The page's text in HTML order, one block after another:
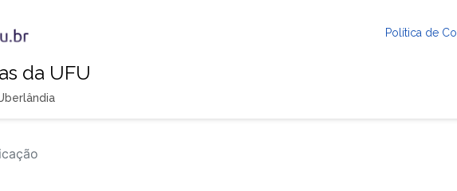
Política de
da UFU